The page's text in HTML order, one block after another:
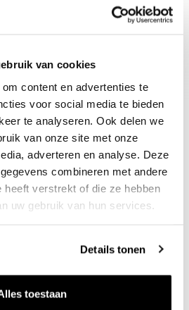
van cookies
content en advertenties te
voor social media te bieden
te analyseren. Ook delen we
van onze site met onze
adverteren en analyse. Deze
combineren met andere
heeft verstrekt of die ze hebben
uw gebruik van hun services.
Details tonen
toestaan
en pompoen.
in Vineé Vineuse
uur besteld, morgen in huis